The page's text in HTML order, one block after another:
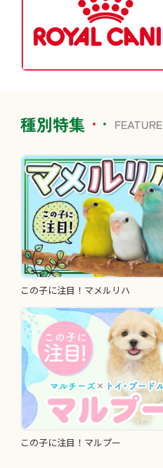
種別特集 FEATURE
この子に注目！マメルリハ
この子に注目！マルプー